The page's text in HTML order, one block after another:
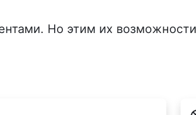
Но этим их